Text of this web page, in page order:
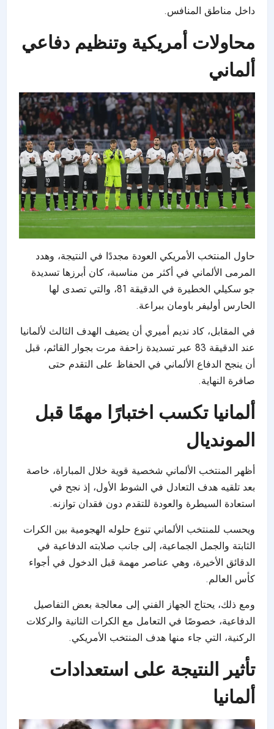
داخل مناطق المنافس.
محاولات أمريكية وتنظيم دفاعي
ألماني
حاول المنتخب الأمريكي العودة مجددًا في النتيجة، وهدد
المرمى الألماني في أكثر من مناسبة، كان أبرزها تسديدة
جو سكيلي الخطيرة في الدقيقة 81، والتي تصدى لها
الحارس أوليفر باومان ببراعة.
في المقابل، كاد نديم أميري أن يضيف الهدف الثالث لألمانيا
عند الدقيقة 83 عبر تسديدة زاحفة مرت بجوار القائم، قبل
أن ينجح الدفاع الألماني في الحفاظ على التقدم حتى
صافرة النهاية.
ألمانيا تكسب اختبارًا مهمًا قبل
المونديال
أظهر المنتخب الألماني شخصية قوية خلال المباراة، خاصة
بعد تلقيه هدف التعادل في الشوط الأول، إذ نجح في
استعادة السيطرة والعودة للتقدم دون فقدان توازنه.
ويحسب للمنتخب الألماني تنوع حلوله الهجومية بين الكرات
الثابتة والجمل الجماعية، إلى جانب صلابته الدفاعية في
الدقائق الأخيرة، وهي عناصر مهمة قبل الدخول في أجواء
كأس العالم.
ومع ذلك، يحتاج الجهاز الفني إلى معالجة بعض التفاصيل
الدفاعية، خصوصًا في التعامل مع الكرات الثانية والركلات
الركنية، التي جاء منها هدف المنتخب الأمريكي.
تأثير النتيجة على استعدادات
ألمانيا